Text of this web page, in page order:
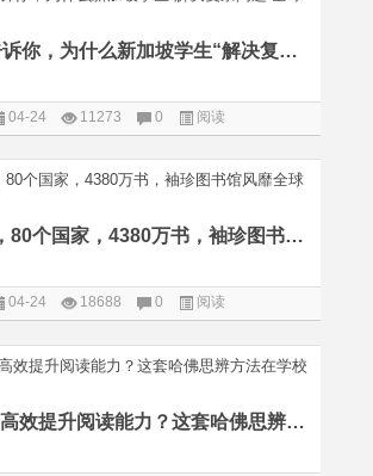
15岁男孩告诉你，为什么新加坡学生“解决复杂问题”全球第一
04-24 11273 0 阅读
1个小盒子，80个国家，4380万书，袖珍图书馆风靡全球的背后
04-24 18688 0 阅读
如何让孩子高效提升阅读能力？这套哈佛思辨方法在学校学不到